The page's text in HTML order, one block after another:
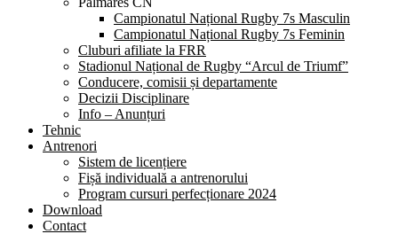
Campionatul Național Rugby 7s Masculin
Campionatul Național Rugby 7s Feminin
Cluburi afiliate la FRR
Stadionul Național de Rugby “Arcul de Triumf”
Conducere, comisii și departamente
Decizii Disciplinare
Info – Anunțuri
Tehnic
Antrenori
Sistem de licențiere
Fișă individuală a antrenorului
Program cursuri perfecționare 2024
Download
Contact